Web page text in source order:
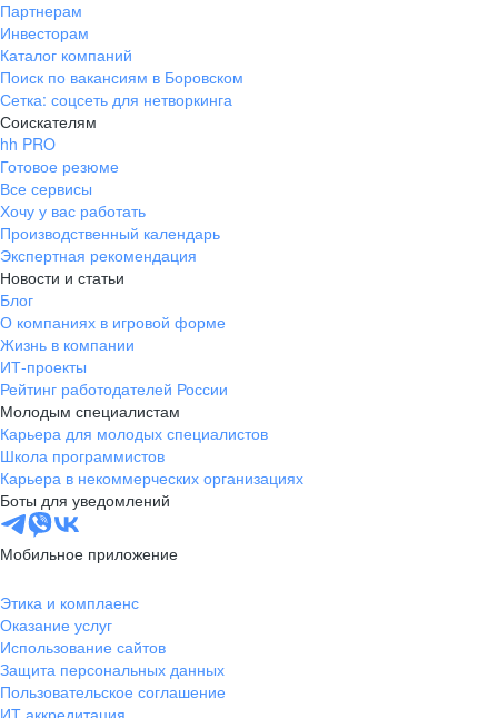
Партнерам
Инвесторам
Каталог компаний
Поиск по вакансиям в Боровском
Сетка: соцсеть для нетворкинга
Соискателям
hh PRO
Готовое резюме
Все сервисы
Хочу у вас работать
Производственный календарь
Экспертная рекомендация
Новости и статьи
Блог
О компаниях в игровой форме
Жизнь в компании
ИТ-проекты
Рейтинг работодателей России
Молодым специалистам
Карьера для молодых специалистов
Школа программистов
Карьера в некоммерческих организациях
Боты для уведомлений
Мобильное приложение
Этика и комплаенс
Оказание услуг
Использование сайтов
Защита персональных данных
Пользовательское соглашение